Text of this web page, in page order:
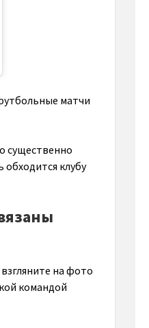
матчи
существенно
клубу
на фото
командой